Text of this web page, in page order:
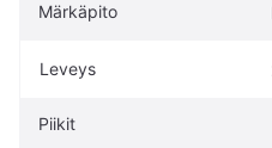
Märkäpito
Leveys
Piikit